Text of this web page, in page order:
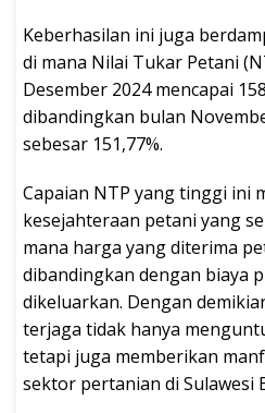
Keberhasilan ini juga
di mana Nilai Tukar Petani
Desember 2024 mencapai
dibandingkan bulan
sebesar 151,77%.
Capaian NTP yang tinggi ini
kesejahteraan petani yang
mana harga yang diterima
dibandingkan dengan biaya
dikeluarkan. Dengan
terjaga tidak hanya
tetapi juga memberikan
sektor pertanian di Sulawesi